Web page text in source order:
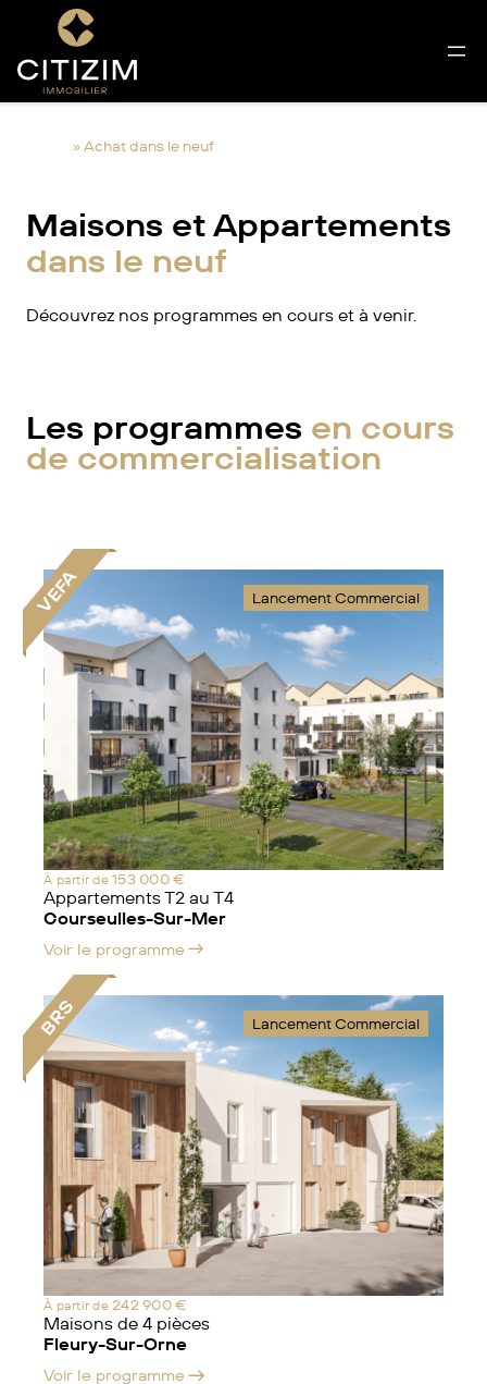
contenu
»Achat dans le neuf
Maisons et Appartements
dans le neuf
Découvrez nos programmes en cours et à venir.
Les programmes en cours
de commercialisation
Lancement Commercial
À partir de153 000 €
Appartements T2 au T4
Courseulles-Sur-Mer
Voir le programme
VEFA
Lancement Commercial
À partir de 242 900 €
Maisons de 4 pièces
Fleury-Sur-Orne
Voir le programme
BRS